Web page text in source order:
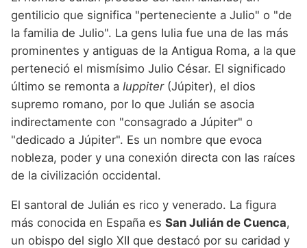
Nombres de niño que empiezan por O
Nombres de niño que empiezan por P
Nombres de niño que empiezan por Q
Nombres de niño que empiezan por R
Nombres de niño que empiezan por S
Nombres de niño que empiezan por T
Nombres de niño que empiezan por U
Nombres de niño que empiezan por V
Nombres de niño que empiezan por W
Nombres de Niño Riojanos
Nombres de Niño Valencianos
Nombres de Niño Vascos
Nombres de Niño Portugueses
Nombres de Niño Rumanos
Nombres de Niño Rusos
Nombres de Niño Suecos
gentilicio que significa "perteneciente a Julio" o "de
la familia de Julio". La gens Iulia fue una de las más
prominentes y antiguas de la Antigua Roma, a la que
perteneció el mismísimo Julio César. El significado
último se remonta a Iuppiter(Júpiter), el dios
supremo romano, por lo que Julián se asocia
indirectamente con "consagrado a Júpiter" o
"dedicado a Júpiter". Es un nombre que evoca
nobleza, poder y una conexión directa con las raíces
de la civilización occidental.
El santoral de Julián es rico y venerado. La figura
más conocida en España es San Julián de Cuenca,
un obispo del siglo XII que destacó por su caridad y